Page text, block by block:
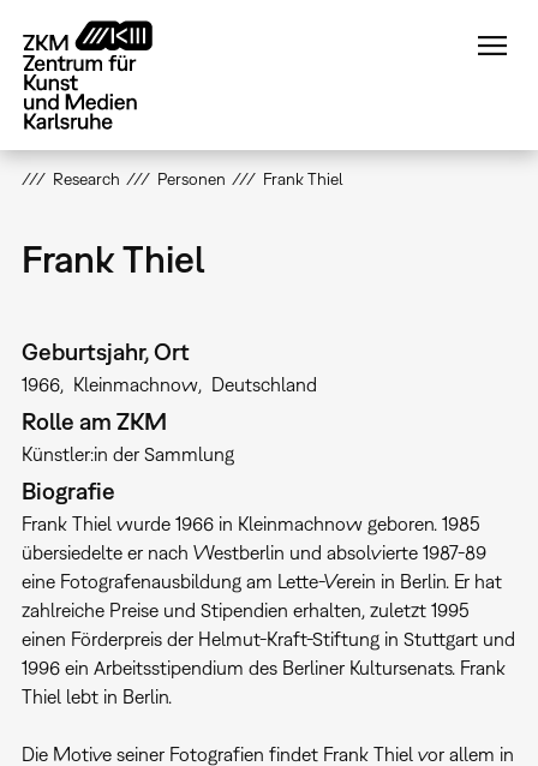
zum
Inhalt
Research Personen Frank Thiel
Frank Thiel
Geburtsjahr, Ort
1966 Kleinmachnow Deutschland
Rolle am ZKM
Künstler:in der Sammlung
Biografie
Frank Thiel wurde 1966 in Kleinmachnow geboren. 1985
übersiedelte er nach Westberlin und absolvierte 1987-89
eine Fotografenausbildung am Lette-Verein in Berlin. Er hat
zahlreiche Preise und Stipendien erhalten, zuletzt 1995
einen Förderpreis der Helmut-Kraft-Stiftung in Stuttgart und
1996 ein Arbeitsstipendium des Berliner Kultursenats. Frank
Thiel lebt in Berlin.
Die Motive seiner Fotografien findet Frank Thiel vor allem in